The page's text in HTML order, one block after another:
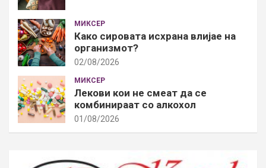
МИКСЕР
Како сировата исхрана влијае на
организмот?
02/08/2026
МИКСЕР
Лекови кои не смеат да се
комбинираат со алкохол
01/08/2026